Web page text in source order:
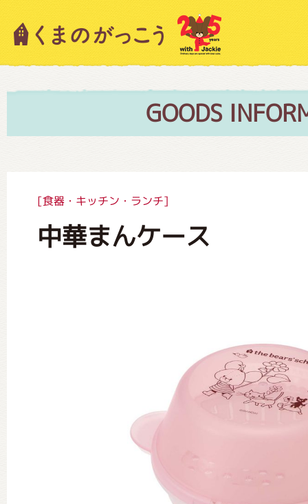
GOODS
[食器・キッチン・ランチ]
中華まんケース
キャラクター紹介
絵本・作家紹介
グッズインフォメーション
ミュージカル・コンサート
おたのしみコンテンツ(クイズ・